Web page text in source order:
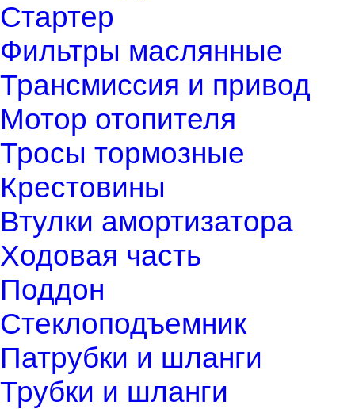
Стартер
Фильтры маслянные
Трансмиссия и привод
Мотор отопителя
Тросы тормозные
Крестовины
Втулки амортизатора
Ходовая часть
Поддон
Стеклоподъемник
Патрубки и шланги
Трубки и шланги